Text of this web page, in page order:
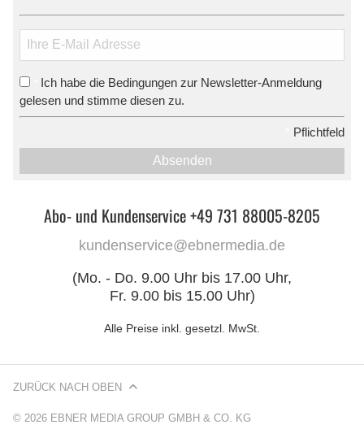
Ich habe die Bedingungen zur Newsletter-Anmeldung
gelesen und stimme diesen zu.
Pflichtfeld
Absenden
Abo- und Kundenservice +49 731 88005-8205
kundenservice@ebnermedia.de
(Mo. - Do. 9.00 Uhr bis 17.00 Uhr,
Fr. 9.00 bis 15.00 Uhr)
Alle Preise inkl. gesetzl. MwSt.
© 2026 EBNER MEDIA GROUP GMBH & CO. KG
ZURÜCK NACH OBEN